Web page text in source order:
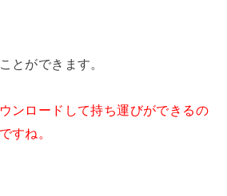
とができます。
ンロードして持ち運びができるの
すね。